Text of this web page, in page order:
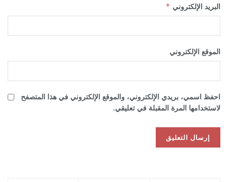
البريد الإلكتروني *
الموقع الإلكتروني
احفظ اسمي، بريدي الإلكتروني، والموقع الإلكتروني في هذا المتصفح
لاستخدامها المرة المقبلة في تعليقي.